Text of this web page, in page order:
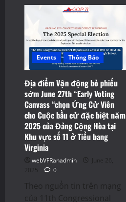
Phiếu
Mẩu
Cuộc
bầu
cử
đặc
biệt
Đề
cử
“Firehouse
Primary”
năm
2025
của
Đảng
Dân
chủ
tại
số
Fairfax
Tiểu
Events Thông Báo
Địa điểm Vận động bỏ phiếu
sớm June 27th “Early Voting
Canvass “chọn Ứng Cử Viên
cho Cuộc bầu cử đặc biệt năm
2025 của Đảng Cộng Hòa tại
Khu vực số 11 ở Tiểu bang
Virginia
webVFRanadmin
June 26,
2025
0
Theo nguồn tin trên mạng
của 11th Congressional